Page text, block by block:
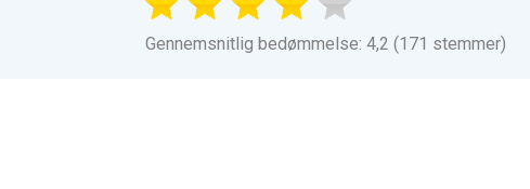
Gennemsnitlig bedømmelse: 4,2 (171 stemmer)